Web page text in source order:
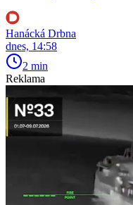
Hanácká Drbna
dnes, 14:58
2 min
Reklama